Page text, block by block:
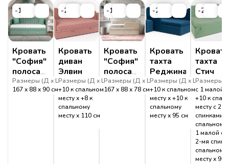
-19%
Кровать
"София"
полоса
дуга
Размеры (Д Ш В)
167
88 90 см
-20%
Кровать
диван
Элвин
Размеры (Д Ш В)
+10 к спальному
месту
+8 к
спальному
месту
110 см
-19%
Кровать
"София"
полоса
угловая
с
Размеры (Д Ш В)
167
88 78 см
-20%
Кровать
тахта
Реджина
Размеры (Д Ш В)
+10 к спальному
месту
+10 к
спальному
месту
95 см
-20%
Кровать
тахта
Стич
Размеры (
с 1 малой
+10 к
месту с 2-
спинками:
спальному
1 малой
2-мя
спальному
месту
90